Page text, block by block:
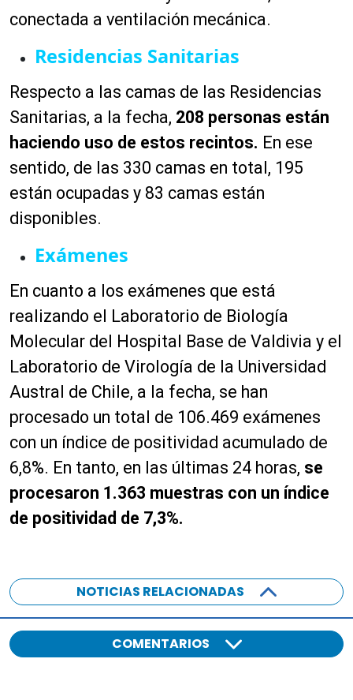
conectada a ventilación mecánica.
Residencias Sanitarias
Respecto a las camas de las Residencias
Sanitarias, a la fecha, 208 personas están
haciendo uso de estos recintos. En ese
sentido, de las 330 camas en total, 195
están ocupadas y 83 camas están
disponibles.
Exámenes
En cuanto a los exámenes que está
realizando el Laboratorio de Biología
Molecular del Hospital Base de Valdivia y el
Laboratorio de Virología de la Universidad
Austral de Chile, a la fecha, se han
procesado un total de 106.469 exámenes
con un índice de positividad acumulado de
6,8%. En tanto, en las últimas 24 horas, se
procesaron 1.363 muestras con un índice
de positividad de 7,3%.
NOTICIAS RELACIONADAS
COMENTARIOS